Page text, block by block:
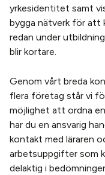
yrkesidentitet samt
bygga nätverk för att
redan under
blir kortare.
Genom vårt breda
flera företag står vi
möjlighet att ordna
har du en ansvarig
kontakt med läraren
arbetsuppgifter som
delaktig i